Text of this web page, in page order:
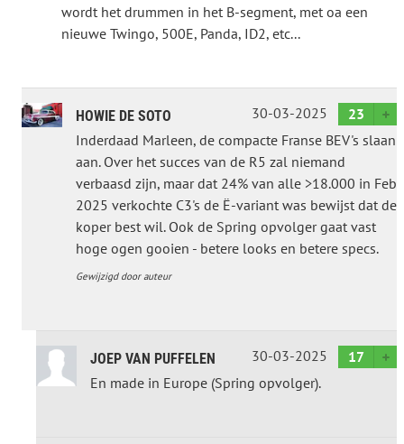
wordt het drummen in het B-segment, met oa een
nieuwe Twingo, 500E, Panda, ID2, etc...
HOWIE DE SOTO 30-03-2025
23
Inderdaad Marleen, de compacte Franse BEV's slaan
aan. Over het succes van de R5 zal niemand
verbaasd zijn, maar dat 24% van alle >18.000 in Feb
2025 verkochte C3's de Ë-variant was bewijst dat de
koper best wil. Ook de Spring opvolger gaat vast
hoge ogen gooien - betere looks en betere specs.
Gewijzigd door auteur
JOEP VAN PUFFELEN 30-03-2025
17
En made in Europe (Spring opvolger).